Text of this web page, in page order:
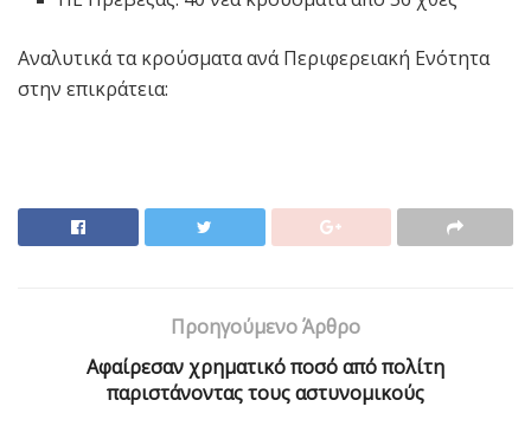
Αναλυτικά τα κρούσματα ανά Περιφερειακή Ενότητα
στην επικράτεια:
Προηγούμενο Άρθρο
Αφαίρεσαν χρηματικό ποσό από πολίτη
παριστάνοντας τους αστυνομικούς